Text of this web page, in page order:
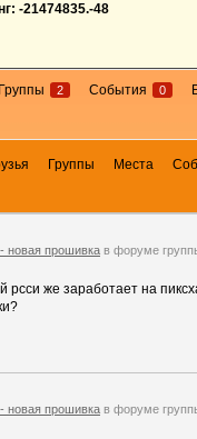
-21474835.-48
Группы 2 События 0
Группы Места
новая прошивка в форуме
же заработает на
новая прошивка в форуме